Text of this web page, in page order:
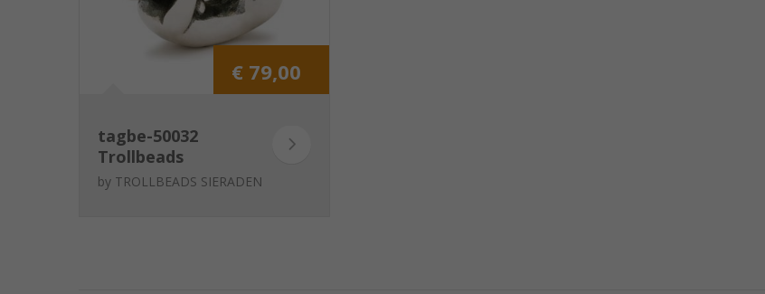
€ 79,00
tagbe-50032
Trollbeads
Moederschap
by TROLLBEADS SIERADEN